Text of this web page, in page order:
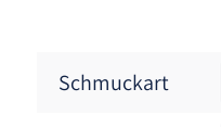
Schmuckart